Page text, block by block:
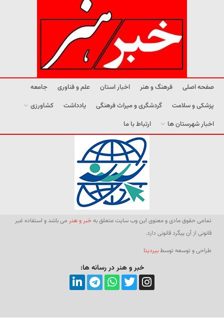
صفحه اصلی فرهنگ و هنر اخبار استان علم و فناوری
جامعه
پزشکی و سلامت
گردشگری و میراث فرهنگی یادداشت
کشاورزی
اخبار شهرستان ها
ارتباط با ما
تمامی حقوق مادی و معنوی این وب سایت متعلق بهخبر و هنر می باشد و استفاده غیر
قانونی از آن پیگرد قانونی دارد.
طراحی و توسعه توسطبیردیتا
خبر و هنر در رسانه ها: